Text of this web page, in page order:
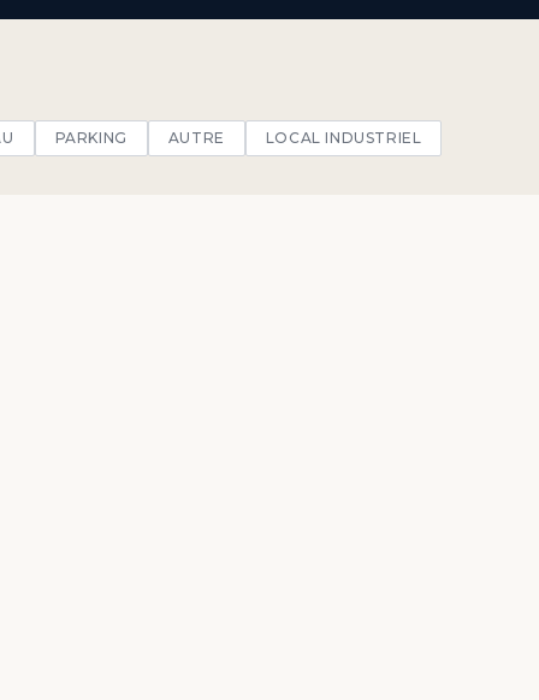
PARKING AUTRE LOCAL INDUSTRIEL